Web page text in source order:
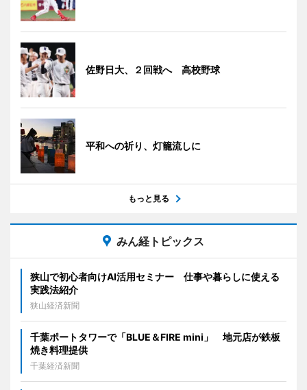
佐野日大、２回戦へ 高校野球
平和への祈り、灯籠流しに
もっと見る
みん経トピックス
狭山で初心者向けAI活用セミナー 仕事や暮らしに使える
実践法紹介
狭山経済新聞
千葉ポートタワーで「BLUE＆FIRE mini」 地元店が鉄板
焼き料理提供
千葉経済新聞